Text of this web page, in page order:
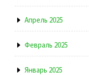
Апрель 2025
Февраль 2025
Январь 2025